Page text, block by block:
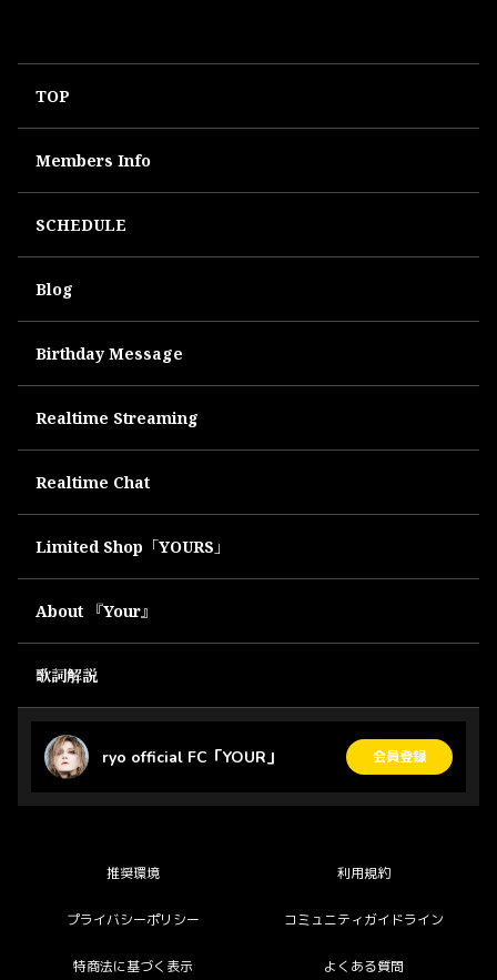
TOP
Members Info
SCHEDULE
Blog
Birthday Message
Realtime Streaming
Realtime Chat
Limited Shop「YOURS」
About 『Your』
歌詞解説
ryo official FC「YOUR」 会員登録
推奨環境 利用規約
プライバシーポリシー コミュニティガイドライン
特商法に基づく表示 よくある質問